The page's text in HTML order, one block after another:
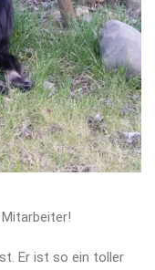
Er ist so ein toller